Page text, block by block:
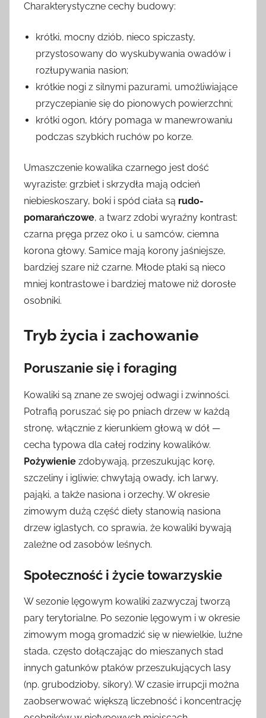
Charakterystyczne cechy budowy:
krótki, mocny dziób, nieco spiczasty,
przystosowany do wyskubywania owadów i
rozłupywania nasion;
krótkie nogi z silnymi pazurami, umożliwiające
przyczepianie się do pionowych powierzchni;
krótki ogon, który pomaga w manewrowaniu
podczas szybkich ruchów po korze.
Umaszczenie kowalika czarnego jest dość
wyraziste: grzbiet i skrzydła mają odcień
niebieskoszary, boki i spód ciała są rudo-
pomarańczowe, a twarz zdobi wyraźny kontrast:
czarna pręga przez oko i, u samców, ciemna
korona głowy. Samice mają korony jaśniejsze,
bardziej szare niż czarne. Młode ptaki są nieco
mniej kontrastowe i bardziej matowe niż dorosłe
osobniki.
Tryb życia i zachowanie
Poruszanie się i foraging
Kowaliki są znane ze swojej odwagi i zwinności.
Potrafią poruszać się po pniach drzew w każdą
stronę, włącznie z kierunkiem głową w dół —
cecha typowa dla całej rodziny kowalików.
Pożywienie zdobywają, przeszukując korę,
szczeliny i igliwie; chwytają owady, ich larwy,
pająki, a także nasiona i orzechy. W okresie
zimowym dużą część diety stanowią nasiona
drzew iglastych, co sprawia, że kowaliki bywają
zależne od zasobów leśnych.
Społeczność i życie towarzyskie
W sezonie lęgowym kowaliki zazwyczaj tworzą
pary terytorialne. Po sezonie lęgowym i w okresie
zimowym mogą gromadzić się w niewielkie, luźne
stada, często dołączając do mieszanych stad
innych gatunków ptaków przeszukujących lasy
(np. grubodzioby, sikory). W czasie irrupcji można
zaobserwować większą liczebność i koncentrację